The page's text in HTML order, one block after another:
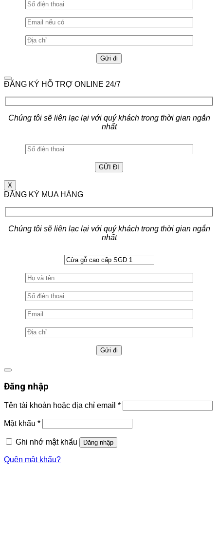
ĐĂNG KÝ HỖ TRỢ ONLINE 24/7
Chúng tôi sẽ liên lạc lại với quý khách trong thời gian ngắn
nhất
X
ĐĂNG KÝ MUA HÀNG
Chúng tôi sẽ liên lạc lại với quý khách trong thời gian ngắn
nhất
Đăng nhập
Tên tài khoản hoặc địa chỉ email *
Mật khẩu *
Ghi nhớ mật khẩu Đăng nhập
Quên mật khẩu?